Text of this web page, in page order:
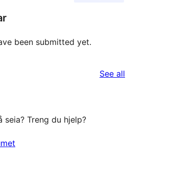
been submitted yet.
See all
seia? Treng du hjelp?